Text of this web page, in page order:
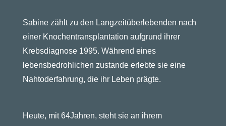
Sabine zählt zu den Langzeitüberlebenden nach
einer Knochentransplantation aufgrund ihrer
Krebsdiagnose 1995. Während eines
lebensbedrohlichen zustande erlebte sie eine
Nahtoderfahrung, die ihr Leben prägte.
Heute, mit 64Jahren, steht sie an ihrem